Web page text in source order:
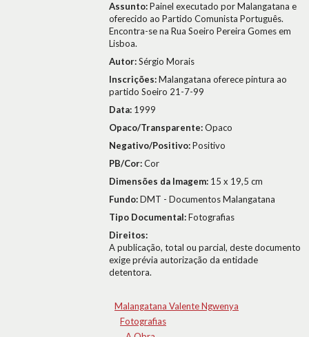
Assunto:Painel executado por Malangatana e
oferecido ao Partido Comunista Português.
Encontra-se na Rua Soeiro Pereira Gomes em
Lisboa.
Autor:Sérgio Morais
Inscrições:Malangatana oferece pintura ao
partido Soeiro 21-7-99
Data: 1999
Opaco/Transparente:Opaco
Negativo/Positivo:Positivo
PB/Cor:Cor
Dimensões da Imagem: 15 x 19,5 cm
Fundo:DMT - Documentos Malangatana
Tipo Documental:Fotografias
Direitos:
A publicação, total ou parcial, deste documento
exige prévia autorização da entidade
detentora.
Malangatana Valente Ngwenya
Fotografias